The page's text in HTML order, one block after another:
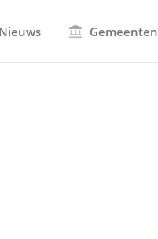
Nieuws Gemeenten